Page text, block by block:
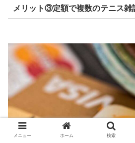
メリット③定額で複数のテニス雑
メニュー ホーム 検索